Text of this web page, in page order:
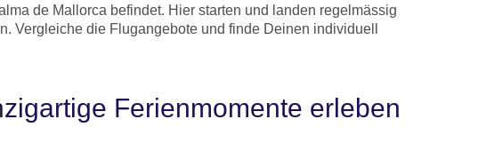
de Mallorca befindet. Hier starten und landen regelmässig
Vergleiche die Flugangebote und finde Deinen individuell
Ferienmomente erleben